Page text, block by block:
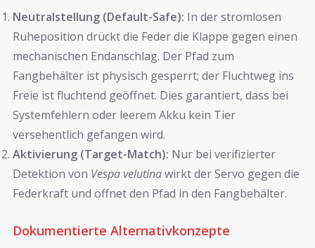
Neutralstellung (Default-Safe): In der stromlosen
Ruheposition drückt die Feder die Klappe gegen einen
mechanischen Endanschlag. Der Pfad zum
Fangbehälter ist physisch gesperrt; der Fluchtweg ins
Freie ist fluchtend geöffnet. Dies garantiert, dass bei
Systemfehlern oder leerem Akku kein Tier
versehentlich gefangen wird.
Aktivierung (Target-Match): Nur bei verifizierter
Detektion von Vespa velutinawirkt der Servo gegen die
Federkraft und öffnet den Pfad in den Fangbehälter.
Dokumentierte Alternativkonzepte